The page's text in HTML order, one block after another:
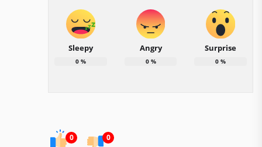
Sleepy
0%
Angry
0%
Surprise
0 %
0 0